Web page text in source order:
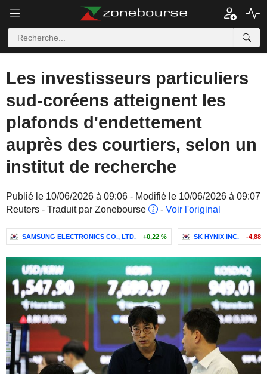
Les investisseurs particuliers
sud-coréens atteignent les
plafonds d'endettement
auprès des courtiers, selon un
institut de recherche
Publié le 10/06/2026 à 09:06 - Modifié le 10/06/2026 à 09:07
Reuters - Traduit par Zonebourse
- Voir l'original
SAMSUNG ELECTRONICS CO., LTD. +0,22 % SK HYNIX INC. -4,88